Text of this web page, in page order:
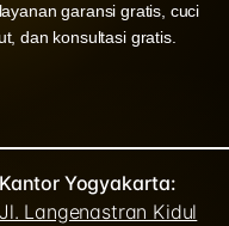
garansi gratis, cuci
dan konsultasi gratis.
Kantor Yogyakarta:
Jl. Langenastran Kidul